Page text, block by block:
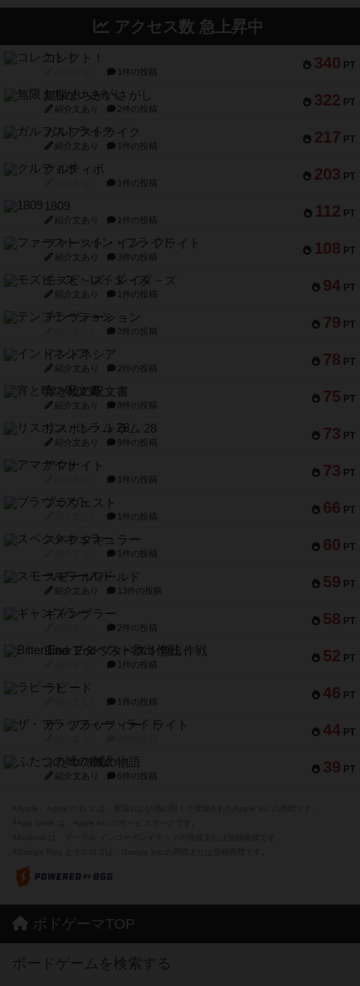
アクセス数 急上昇中
340 PT
コレクト！
1件の投稿
322 PT
無限まちがいさがし
紹介文あり 2件の投稿
217 PT
ガルフストライク
紹介文あり 1件の投稿
203 PT
クルティボ
1件の投稿
112 PT
1809
紹介文あり 1件の投稿
108 PT
ファースト・イン・フライト
紹介文あり 3件の投稿
94 PT
モズビ－ズ・レイダ－ズ
紹介文あり 1件の投稿
79 PT
テンプテーション
2件の投稿
78 PT
インドネシア
紹介文あり 2件の投稿
75 PT
宵と暁の呪文書
紹介文あり 8件の投稿
73 PT
リスボン・トラム 28
紹介文あり 9件の投稿
73 PT
アマナイト
1件の投稿
66 PT
ブラヴェスト
1件の投稿
60 PT
スペクタキュラー
1件の投稿
59 PT
スモールワールド
紹介文あり 13件の投稿
58 PT
ギャンブラー
2件の投稿
52 PT
Bitter End ブタペスト救出作戦
1件の投稿
46 PT
ラピード
1件の投稿
44 PT
ザ・フラッフィー・ライト
39 PT
ふたつの城の物語
紹介文あり 6件の投稿
ボドゲーマTOP
ボードゲームを検索する